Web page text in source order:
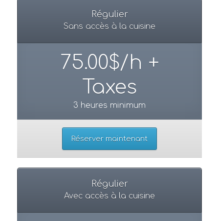
Régulier
Sans accès à la cuisine
75.00$/h +
Taxes
3 heures minimum
Réserver maintenant
Régulier
Avec accès à la cuisine